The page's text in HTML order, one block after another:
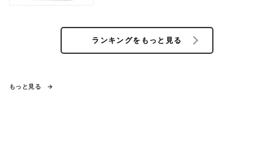
ランキングをもっと見る
もっと見る